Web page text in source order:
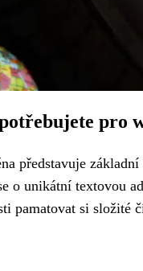
pro
představuje
o unikátní textovou
pamatovat si složité